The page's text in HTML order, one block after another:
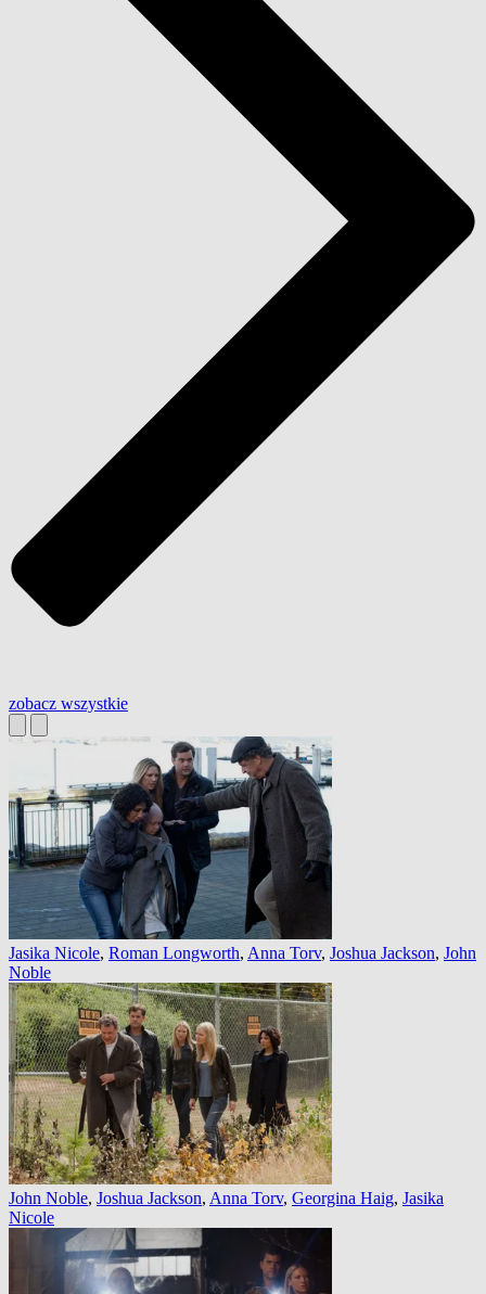
zobacz wszystkie
Jasika Nicole, Roman Longworth, Anna Torv, Joshua Jackson, John
Noble
John Noble, Joshua Jackson, Anna Torv, Georgina Haig, Jasika
Nicole